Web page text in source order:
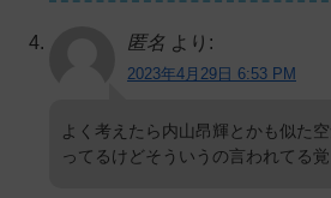
匿名 より:
2023年4月29日 6:53 PM
よく考えたら内山昂輝とかも似た
ってるけどそういうの言われてる